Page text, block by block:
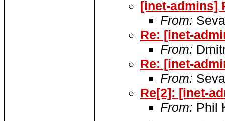
[inet-admins]
From:
Re: [inet-
From:
Re: [inet-
From:
Re[2]: [inet-
From: Phil